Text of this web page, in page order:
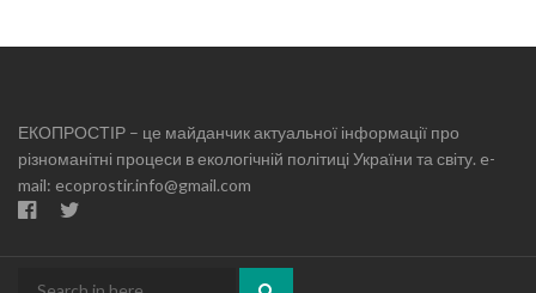
ЕКОПРОСТІР – це майданчик актуальної інформації про
різноманітні процеси в екологічній політиці України та світу. e-
mail: ecoprostir.info@gmail.com